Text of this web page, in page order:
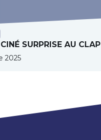
SURPRISE AU CLAP
2025